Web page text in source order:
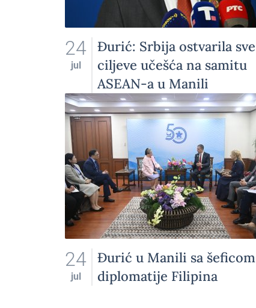
24
jul
Đurić: Srbija ostvarila sve
ciljeve učešća na samitu
ASEAN-a u Manili
24
jul
Đurić u Manili sa šeficom
diplomatije Filipina